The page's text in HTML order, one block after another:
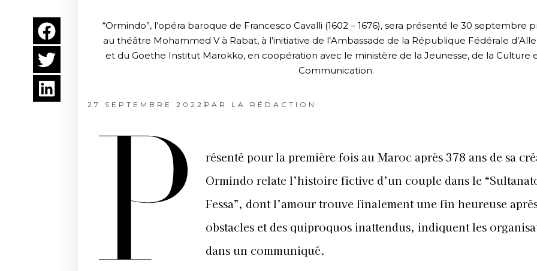
“Ormindo”, l’opéra baroque de Francesco Cavalli (1602 – 1676), sera présenté le 30 septembre
au théâtre Mohammed V à Rabat, à l’initiative de l’Ambassade de la République Fédérale
et du Goethe Institut Marokko, en coopération avec le ministère de la Jeunesse, de la Culture
Communication.
27 SEPTEMBRE 2022 PAR LA RÉDACTION
P
résenté pour la première fois au Maroc après 378 ans de sa
Ormindo relate l’histoire fictive d’un couple dans le
Fessa”, dont l’amour trouve finalement une fin heureuse
obstacles et des quiproquos inattendus, indiquent les
dans un communiqué.